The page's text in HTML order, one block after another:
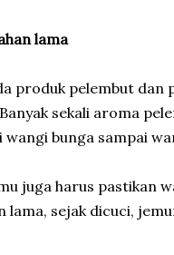
lama
produk pelembut dan
sekali aroma
bunga sampai
juga harus pastikan
lama, sejak dicuci,